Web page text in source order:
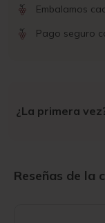
Embalamos
Pago seguro
¿La primera
Reseñas de la